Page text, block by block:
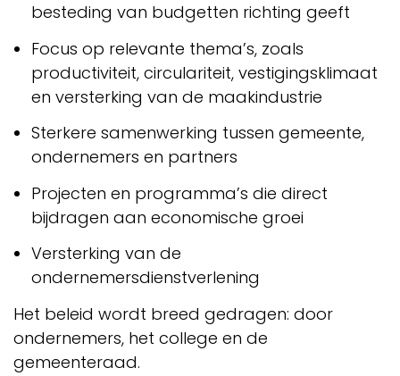
besteding van budgetten richting geeft
Focus op relevante thema’s, zoals
productiviteit, circulariteit, vestigingsklimaat
en versterking van de maakindustrie
Sterkere samenwerking tussen gemeente,
ondernemers en partners
Projecten en programma’s die direct
bijdragen aan economische groei
Versterking van de
ondernemersdienstverlening
Het beleid wordt breed gedragen: door
ondernemers, het college en de
gemeenteraad.